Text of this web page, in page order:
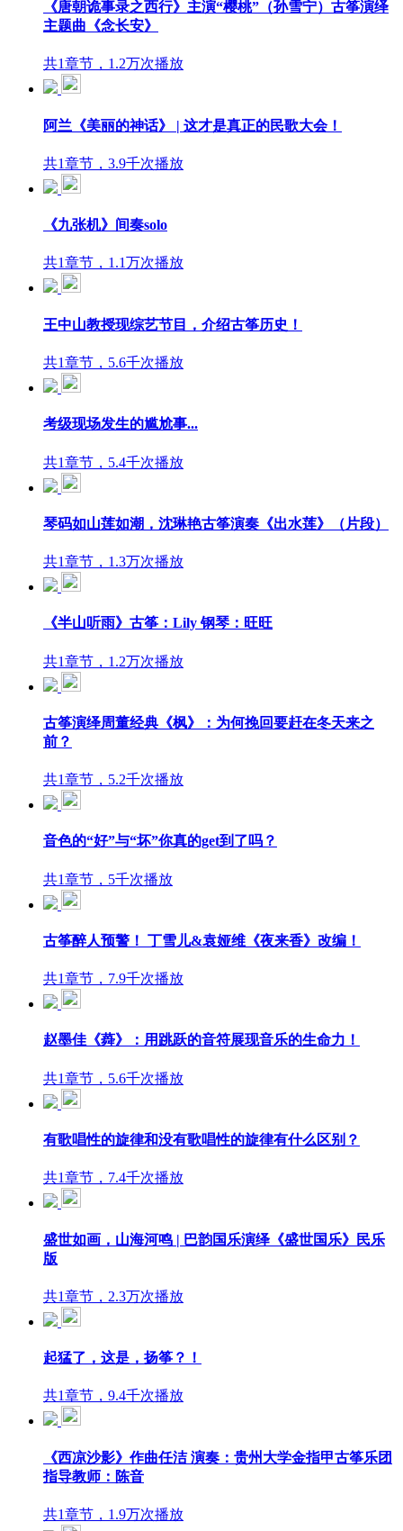
《唐朝诡事录之西行》主演“樱桃”（孙雪宁）古筝演绎
主题曲《念长安》
共1章节，1.2万次播放
阿兰《美丽的神话》 | 这才是真正的民歌大会！
共1章节，3.9千次播放
《九张机》间奏solo
共1章节，1.1万次播放
王中山教授现综艺节目，介绍古筝历史！
共1章节，5.6千次播放
考级现场发生的尴尬事...
共1章节，5.4千次播放
琴码如山莲如潮，沈琳艳古筝演奏《出水莲》（片段）
共1章节，1.3万次播放
《半山听雨》古筝：Lily 钢琴：旺旺
共1章节，1.2万次播放
古筝演绎周董经典《枫》：为何挽回要赶在冬天来之
前？
共1章节，5.2千次播放
音色的“好”与“坏”你真的get到了吗？
共1章节，5千次播放
古筝醉人预警！ 丁雪儿&袁娅维《夜来香》改编！
共1章节，7.9千次播放
赵墨佳《蕣》：用跳跃的音符展现音乐的生命力！
共1章节，5.6千次播放
有歌唱性的旋律和没有歌唱性的旋律有什么区别？
共1章节，7.4千次播放
盛世如画，山海河鸣 | 巴韵国乐演绎《盛世国乐》民乐
版
共1章节，2.3万次播放
起猛了，这是，扬筝？！
共1章节，9.4千次播放
《西凉沙影》作曲任洁 演奏：贵州大学金指甲古筝乐团
指导教师：陈音
共1章节，1.9万次播放